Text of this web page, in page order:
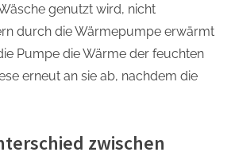
genutzt wird, nicht
durch die Wärmepumpe erwärmt
Pumpe die Wärme der feuchten
erneut an sie ab, nachdem die
zwischen